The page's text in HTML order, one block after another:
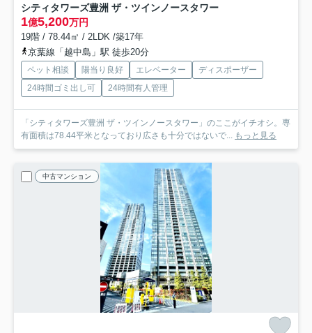
シティタワーズ豊洲 ザ・ツインノースタワー
1億5,200万円
19階 / 78.44㎡ / 2LDK /築17年
京葉線「越中島」駅 徒歩20分
ペット相談 陽当り良好 エレベーター
ディスポーザー
24時間ゴミ出し可
24時間有人管理
「シティタワーズ豊洲 ザ・ツインノースタワー」のここがイチオシ。専
有面積は78.44平米となっており広さも十分ではないで...
もっと見る
中古マンション